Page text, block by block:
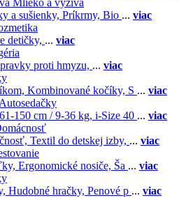
Mlieko a výživa
a sušienky, Príkrmy, Bio ... viac
detičky, ... viac
proti hmyzu, ... viac
Kombinované kočíky, S ... viac
Autosedačky
150 cm / 9-36 kg, i-Size 40 ... viac
Textil do detskej izby, ... viac
Ergonomické nosiče, Ša ... viac
Hudobné hračky, Penové p ... viac